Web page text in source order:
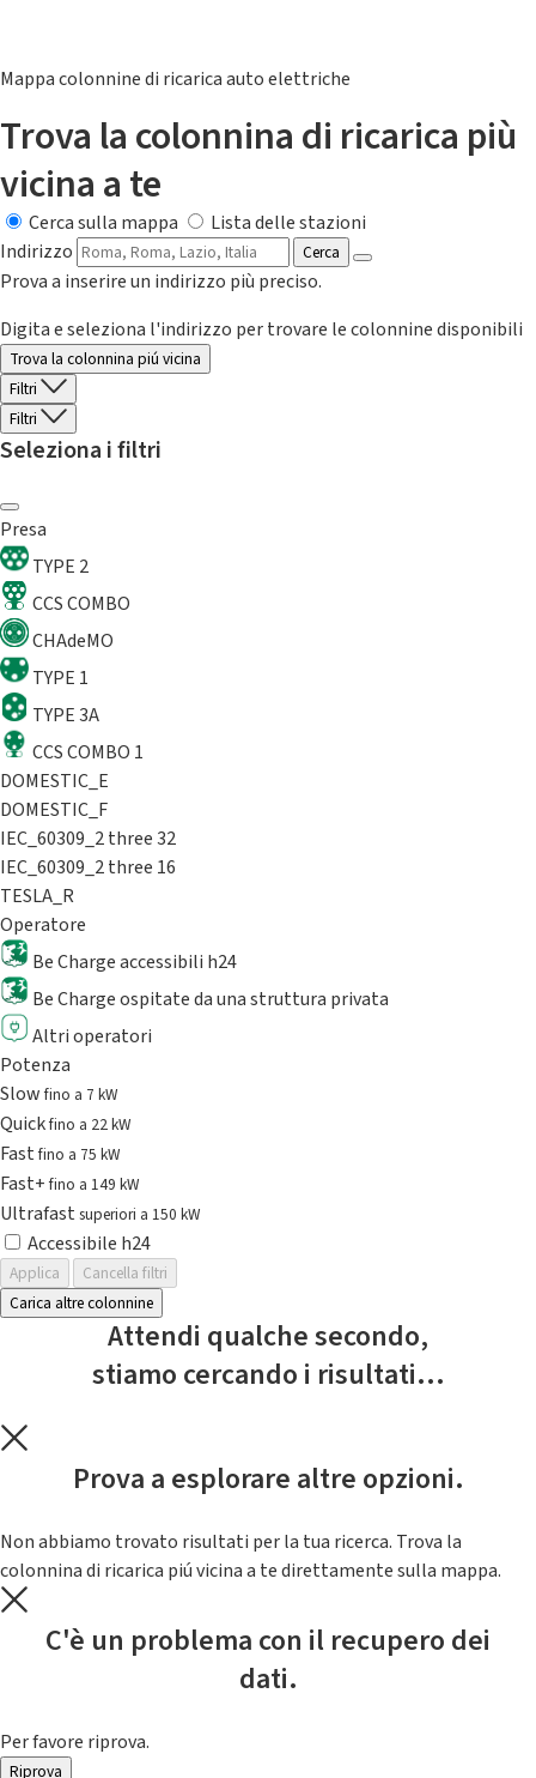
Mappa colonnine di ricarica auto elettriche
Trova la colonnina di ricarica più
vicina a te
Cerca sulla mappa
Lista delle stazioni
Indirizzo
Cerca
Prova a inserire un indirizzo più preciso.
Digita e seleziona l'indirizzo per trovare le colonnine disponibili
Trova la colonnina piú vicina
Filtri
Filtri
Seleziona i filtri
Presa
TYPE 2
CCS COMBO
CHAdeMO
TYPE 1
TYPE 3A
CCS COMBO 1
DOMESTIC_E
DOMESTIC_F
IEC_60309_2 three 32
IEC_60309_2 three 16
TESLA_R
Operatore
Be Charge accessibili h24
Be Charge ospitate da una struttura privata
Altri operatori
Potenza
Slowfino a 7 kW
Quickfino a 22 kW
Fastfino a 75 kW
Fast+fino a 149 kW
Ultrafast superiori a 150 kW
Accessibile h24
Applica
Cancella filtri
Carica altre colonnine
Attendi qualche secondo,
stiamo cercando i risultati...
Prova a esplorare altre opzioni.
Non abbiamo trovato risultati per la tua ricerca. Trova la
colonnina di ricarica piú vicina a te direttamente sulla mappa.
C'è un problema con il recupero dei
dati.
Per favore riprova.
Riprova